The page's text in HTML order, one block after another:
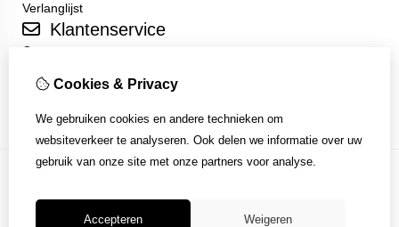
Verlanglijst
Klantenservice
Contact
Algemene Voorwaarden
Cookies & Privacy
We gebruiken cookies en andere technieken om
websiteverkeer te analyseren. Ook delen we informatie over uw
gebruik van onze site met onze partners voor analyse.
Accepteren Weigeren